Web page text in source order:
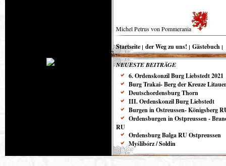
Michel Petrus von Pommerania
Startseite der Weg zu uns! Gästebuch
NEUESTE BEITRÄGE
6. Ordenskonzil Burg Liebstedt 2021
Burg Trakai- Berg der Kreuze
Deutschordensburg Thorn
III. Ordenskonzil Burg Liebstedt
Burgen in Ostreussen- Königsberg
Ordensburgen in Ostpreussen -
RU
Ordensburg Balga RU Ostpreussen
Myślibórz / Soldin